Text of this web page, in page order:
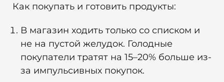
Как покупать и готовить продукты:
В магазин ходить только со списком и
не на пустой желудок. Голодные
покупатели тратят на 15–20% больше из-
за импульсивных покупок.